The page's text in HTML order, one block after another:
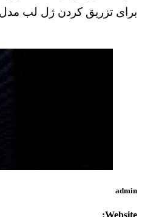
برای تزریق کردن ژل لب مدل روسی در تهران
admin
Website: